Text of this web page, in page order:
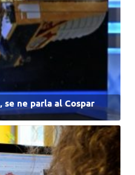
ne parla al Cospar